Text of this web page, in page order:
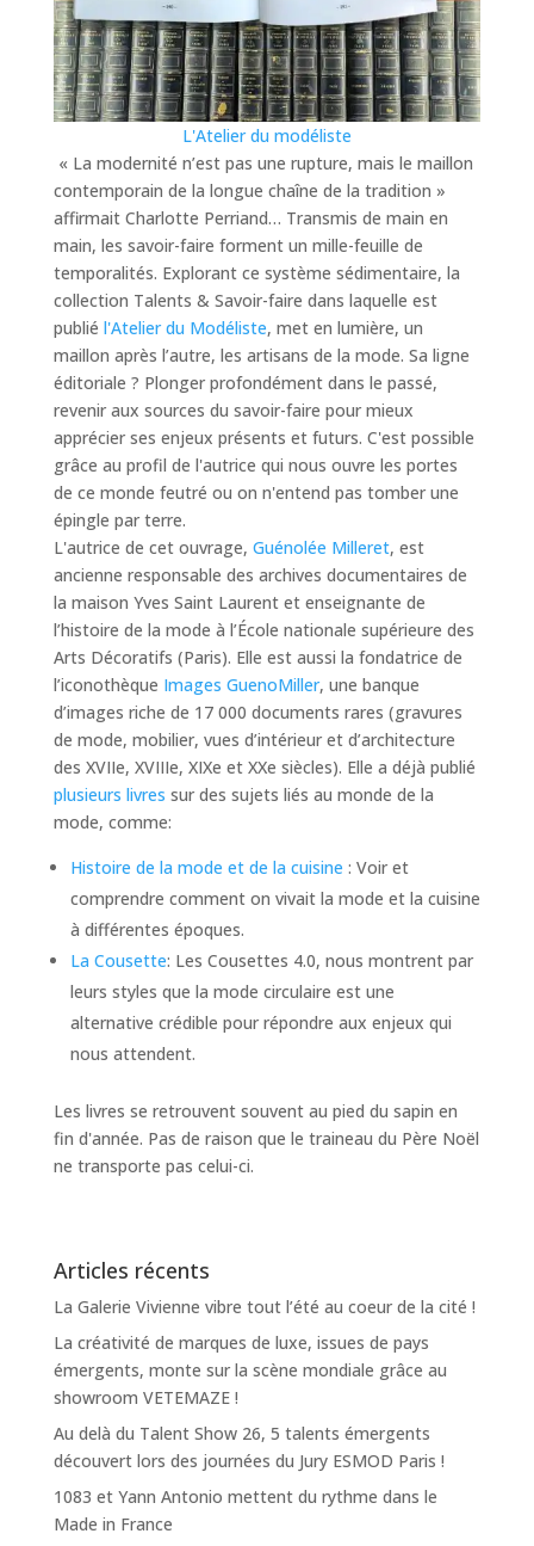
L'Atelier du modéliste
« La modernité n’est pas une rupture, mais le maillon
contemporain de la longue chaîne de la tradition »
affirmait Charlotte Perriand… Transmis de main en
main, les savoir-faire forment un mille-feuille de
temporalités. Explorant ce système sédimentaire, la
collection Talents & Savoir-faire dans laquelle est
publié l'Atelier du Modéliste, met en lumière, un
maillon après l’autre, les artisans de la mode. Sa ligne
éditoriale ? Plonger profondément dans le passé,
revenir aux sources du savoir-faire pour mieux
apprécier ses enjeux présents et futurs. C'est possible
grâce au profil de l'autrice qui nous ouvre les portes
de ce monde feutré ou on n'entend pas tomber une
épingle par terre.
L'autrice de cet ouvrage, Guénolée Milleret, est
ancienne responsable des archives documentaires de
la maison Yves Saint Laurent et enseignante de
l’histoire de la mode à l’École nationale supérieure des
Arts Décoratifs (Paris). Elle est aussi la fondatrice de
l’iconothèque Images GuenoMiller, une banque
d’images riche de 17 000 documents rares (gravures
de mode, mobilier, vues d’intérieur et d’architecture
des XVIIe, XVIIIe, XIXe et XXe siècles). Elle a déjà publié
plusieurs livres sur des sujets liés au monde de la
mode, comme:
Histoire de la mode et de la cuisine : Voir et
comprendre comment on vivait la mode et la cuisine
à différentes époques.
La Cousette: Les Cousettes 4.0, nous montrent par
leurs styles que la mode circulaire est une
alternative crédible pour répondre aux enjeux qui
nous attendent.
Les livres se retrouvent souvent au pied du sapin en
fin d'année. Pas de raison que le traineau du Père Noël
ne transporte pas celui-ci.
Articles récents
La Galerie Vivienne vibre tout l’été au coeur de la cité !
La créativité de marques de luxe, issues de pays
émergents, monte sur la scène mondiale grâce au
showroom VETEMAZE !
Au delà du Talent Show 26, 5 talents émergents
découvert lors des journées du Jury ESMOD Paris !
1083 et Yann Antonio mettent du rythme dans le
Made in France